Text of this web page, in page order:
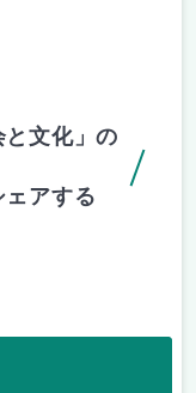
文化」の
アする